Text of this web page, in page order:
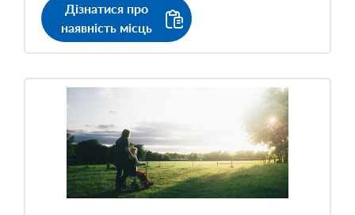
Дізнатися про
наявність місць